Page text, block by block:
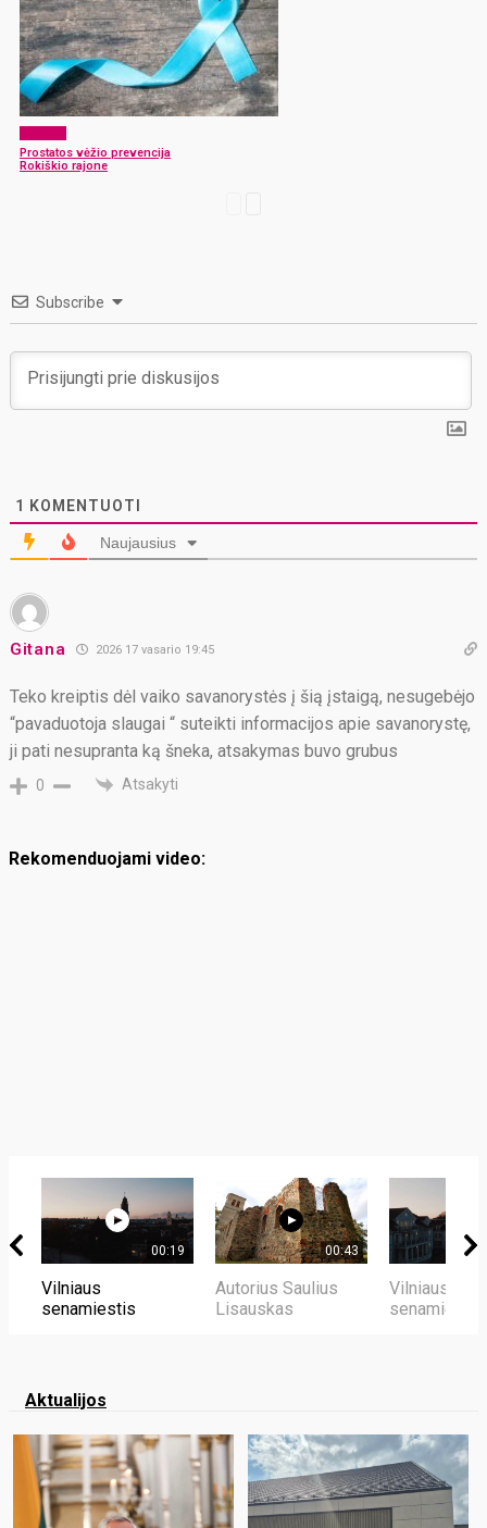
Prostatos vėžio prevencija
Rokiškio rajone
Subscribe
1 KOMENTUOTI
Naujausius
Gitana 2026 17 vasario 19:45
Teko kreiptis dėl vaiko savanorystės į šią įstaigą, nesugebėjo
“pavaduotoja slaugai “ suteikti informacijos apie savanorystę,
ji pati nesupranta ką šneka, atsakymas buvo grubus
0 Atsakyti
Rekomenduojami video:
00:19
Vilniaus
senamiestis
00:43
Autorius Saulius
Lisauskas
Vilniaus
senamiestis
Aktualijos